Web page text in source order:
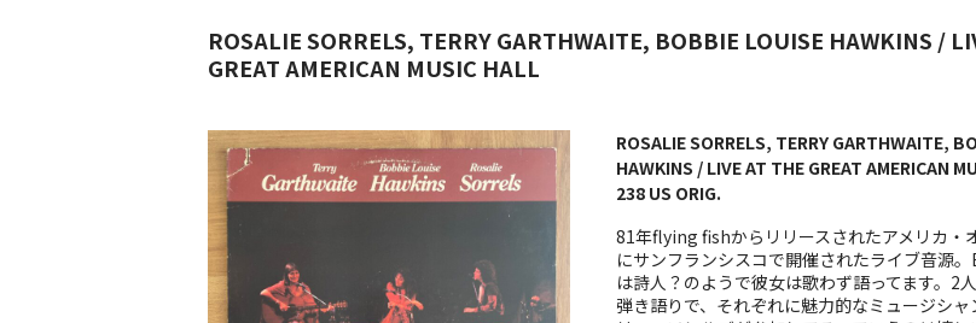
ROSALIE SORRELS, TERRY GARTHWAITE, BOBBIE LOUISE HAWKINS /
GREAT AMERICAN MUSIC HALL
ROSALIE SORRELS, TERRY GARTHWAITE,
HAWKINS / LIVE AT THE GREAT AMERICAN
238 US ORIG.
81年flying fishからリリースされたアメリカ・
にサンフランシスコで開催されたライブ音源。
は詩人？のようで彼女は歌わず語ってます。2
弾き語りで、それぞれに魅力的なミュージシ